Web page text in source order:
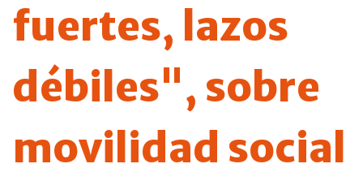
fuertes, lazos
débiles", sobre
movilidad social